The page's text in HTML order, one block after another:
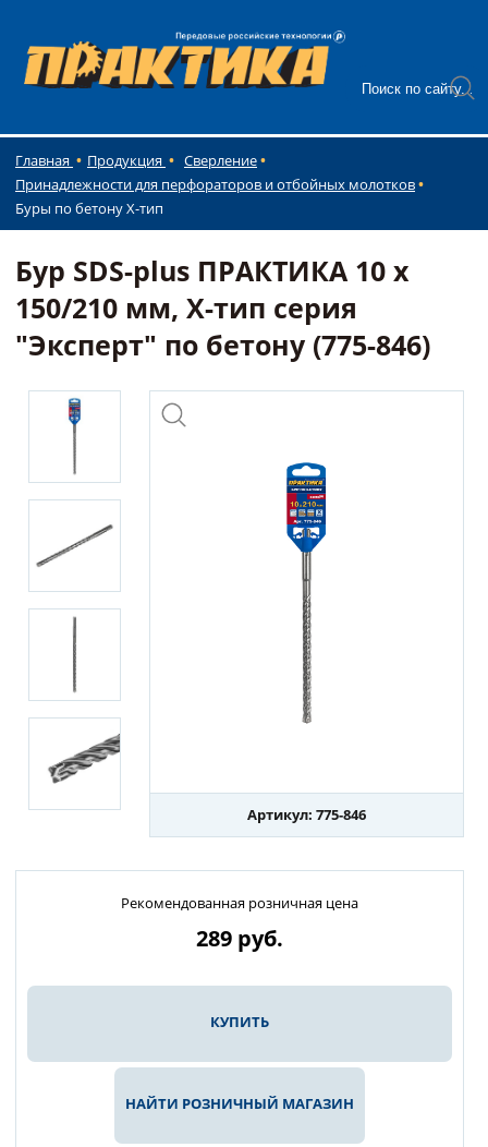
Главная Продукция
Сверление
Принадлежности для перфораторов и отбойных молотков
Буры по бетону Х-тип
Бур SDS-plus ПРАКТИКА 10 х
150/210 мм, Х-тип серия
"Эксперт" по бетону (775-846)
Артикул: 775-846
Рекомендованная розничная цена
289 руб.
КУПИТЬ
НАЙТИ РОЗНИЧНЫЙ МАГАЗИН